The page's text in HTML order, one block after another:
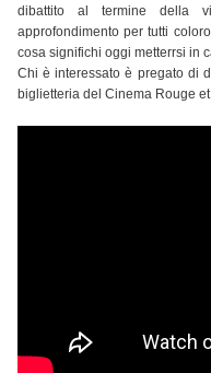
dibattito al termine della
approfondimento per tutti
cosa significhi oggi metterrsi in
Chi è interessato è pregato di
biglietteria del Cinema Rouge